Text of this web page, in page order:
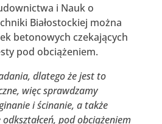
i Nauk o
Białostockiej można
betonowych czekających
pod obciążeniem.
dlatego że jest to
więc sprawdzamy
i ścinanie, a także
pod obciążeniem